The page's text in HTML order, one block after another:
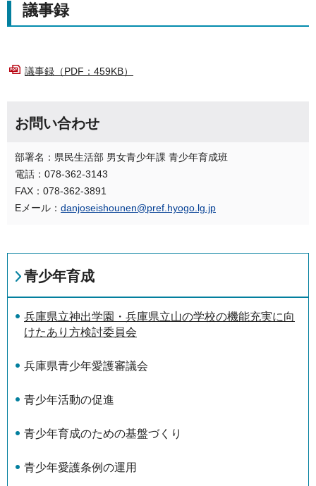
議事録
議事録（PDF：459KB）
お問い合わせ
部署名：県民生活部 男女青少年課 青少年育成班
電話：078-362-3143
FAX：078-362-3891
Eメール： danjoseishounen@pref.hyogo.lg.jp
青少年育成
兵庫県立神出学園・兵庫県立山の学校の機能充実に向
けたあり方検討委員会
兵庫県青少年愛護審議会
青少年活動の促進
青少年育成のための基盤づくり
青少年愛護条例の運用